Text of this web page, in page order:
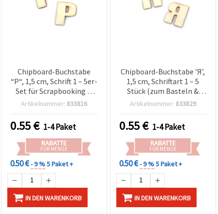
Chipboard-Buchstabe
“P“, 1,5 cm, Schrift 1 – 5er-
Set für Scrapbooking &
Basteln
Artikelnummer: 833816
0.55€ 1-4 Paket
RABATTE
FÜR MENGE
0.50 €- 9 %5 Paket +
IN DEN WARENKORB
Chipboard-Buchstabe ’Я’,
1,5 cm, Schriftart 1 – 5
Stück (zum Basteln &
Scrapbooking)
Artikelnummer: 833829
0.55€ 1-4 Paket
RABATTE
FÜR MENGE
0.50 €- 9 %5 Paket +
IN DEN WARENKORB